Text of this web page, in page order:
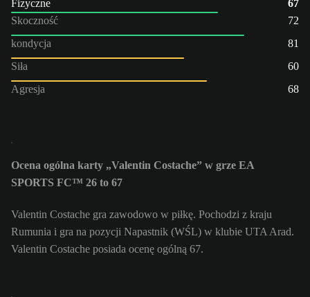
Fizyczne
67
Skoczność
72
kondycja
81
Siła
60
Agresja
68
Ocena ogólna karty „Valentin Costache” w grze EA
SPORTS FC™ 26 to 67
Valentin Costache gra zawodowo w piłkę. Pochodzi z kraju
Rumunia i gra na pozycji Napastnik (WŚL) w klubie UTA Arad.
Valentin Costache posiada ocenę ogólną 67.